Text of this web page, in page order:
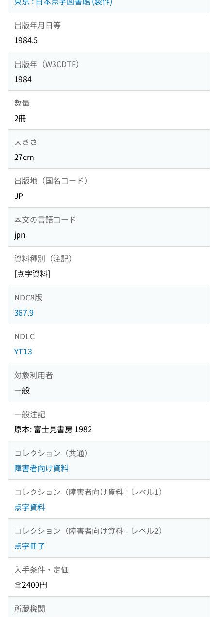
出版年月日等
1984.5
出版年（W3CDTF）
1984
数量
2冊
大きさ
27cm
出版地（国名コード）
JP
本文の言語コード
jpn
資料種別（注記）
[点字資料]
NDC8版
367.9
NDLC
YT13
対象利用者
一般
一般注記
原本: 富士見書房 1982
コレクション（共通）
障害者向け資料
コレクション（障害者向け資料：レベル1）
点字資料
コレクション（障害者向け資料：レベル2）
点字冊子
入手条件・定価
全2400円
所蔵機関